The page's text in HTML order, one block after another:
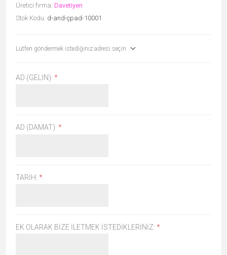
Üretici firma: Davetiyen
Stok Kodu: d-and-çpad-10001
Lütfen göndermek istediğiniz adresi seçin
AD (GELIN): *
AD (DAMAT): *
TARIH: *
EK OLARAK BIZE İLETMEK İSTEDIKLERINIZ: *